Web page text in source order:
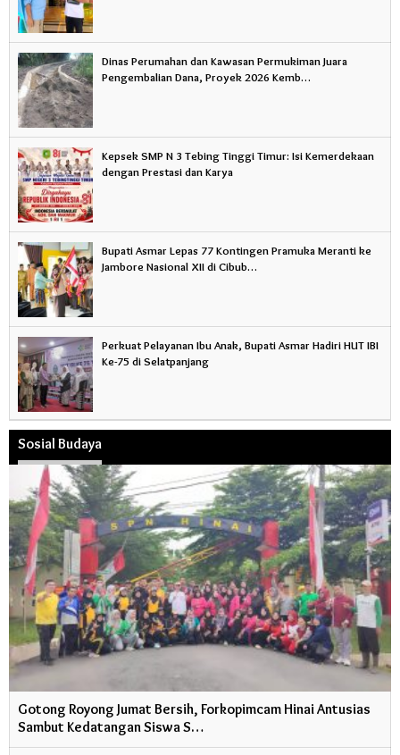
Dinas Perumahan dan Kawasan Permukiman Juara
Pengembalian Dana, Proyek 2026 Kemb…
Kepsek SMP N 3 Tebing Tinggi Timur: Isi Kemerdekaan
dengan Prestasi dan Karya
Bupati Asmar Lepas 77 Kontingen Pramuka Meranti ke
Jambore Nasional XII di Cibub…
Perkuat Pelayanan Ibu Anak, Bupati Asmar Hadiri HUT IBI
Ke-75 di Selatpanjang
Sosial Budaya
Gotong Royong Jumat Bersih, Forkopimcam Hinai Antusias
Sambut Kedatangan Siswa S…